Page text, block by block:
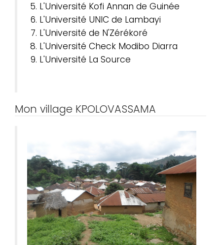
L'Université Kofi Annan de Guinée
L'Université UNIC de Lambayi
L'Université de N'Zérékoré
L'Université Check Modibo Diarra
L'Université La Source
Mon village KPOLOVASSAMA